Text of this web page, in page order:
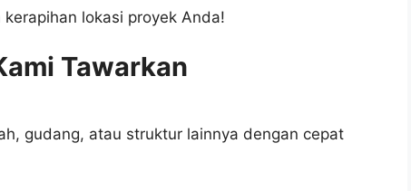
lokasi proyek Anda!
Tawarkan
gudang, atau struktur lainnya dengan cepat